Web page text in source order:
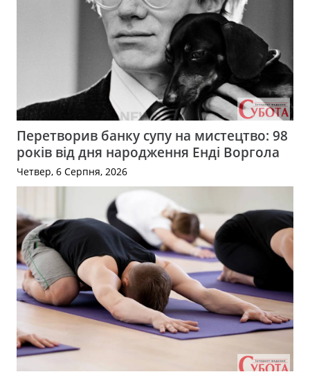
Перетворив банку супу на мистецтво: 98
років від дня народження Енді Воргола
Четвер, 6 Серпня, 2026